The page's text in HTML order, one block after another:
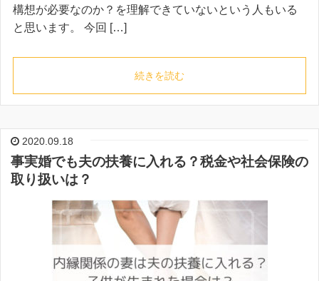
構想が必要なのか？を理解できていないという人もいる
と思います。 今回 […]
続きを読む
2020.09.18
事実婚でも夫の扶養に入れる？税金や社会保険の
取り扱いは？